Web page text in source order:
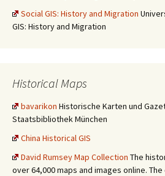
Social GIS: History and Migration
GIS: History and Migration
Historical Maps
bavarikon Historische Karten und
Staatsbibliothek München
China Historical GIS
David Rumsey Map Collection The
over 64,000 maps and images online.